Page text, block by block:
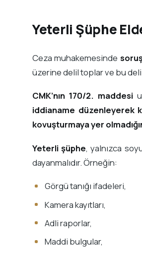
Yeterli Şüphe
Ceza muhakemesinde
üzerine delil toplar ve bu
CMK’nın 170/2. maddesi
iddianame düzenleyerek
kovuşturmaya yer
Yeterli şüphe, yalnızca
dayanmalıdır. Örneğin:
Görgü tanığı ifadeleri,
Kamera kayıtları,
Adli raporlar,
Maddi bulgular,